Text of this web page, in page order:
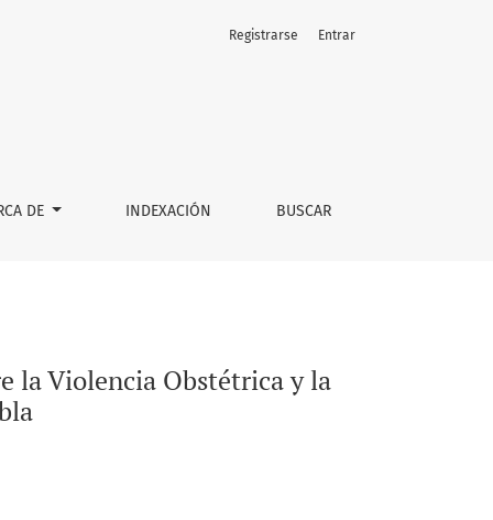
colectiva en San Pedro Cholula, Puebla
DE INDEXACIÓN BUSCAR
Registrarse Entrar
la Violencia Obstétrica y la